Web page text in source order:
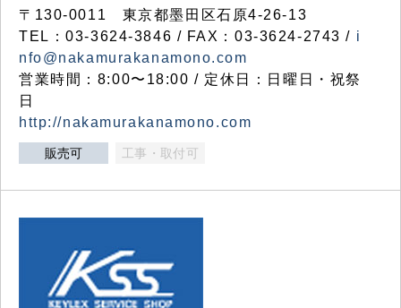
〒130-0011 東京都墨田区石原4-26-13
TEL：03-3624-3846 / FAX：03-3624-2743 / i
nfo@nakamurakanamono.com
営業時間：8:00〜18:00 / 定休日：日曜日・祝祭
日
http://nakamurakanamono.com
販売可 工事・取付可